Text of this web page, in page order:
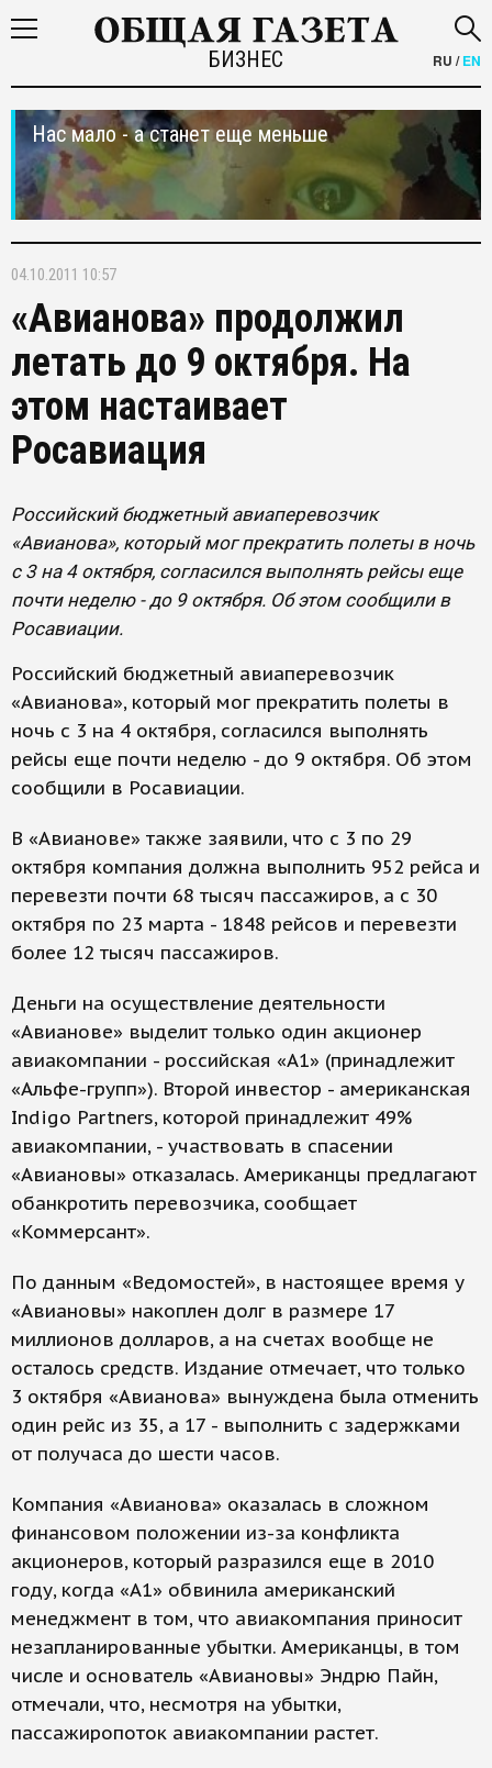
БИЗНЕС RU /EN
Нас мало - а станет еще меньше
04.10.2011 10:57
«Авианова» продолжил
летать до 9 октября. На
этом настаивает
Росавиация
Российский бюджетный авиаперевозчик
«Авианова», который мог прекратить полеты в ночь
с 3 на 4 октября, согласился выполнять рейсы еще
почти неделю - до 9 октября. Об этом сообщили в
Росавиации.
Российский бюджетный авиаперевозчик
«Авианова», который мог прекратить полеты в
ночь с 3 на 4 октября, согласился выполнять
рейсы еще почти неделю - до 9 октября. Об этом
сообщили в Росавиации.
В «Авианове» также заявили, что с 3 по 29
октября компания должна выполнить 952 рейса и
перевезти почти 68 тысяч пассажиров, а с 30
октября по 23 марта - 1848 рейсов и перевезти
более 12 тысяч пассажиров.
Деньги на осуществление деятельности
«Авианове» выделит только один акционер
авиакомпании - российская «А1» (принадлежит
«Альфе-групп»). Второй инвестор - американская
Indigo Partners, которой принадлежит 49%
авиакомпании, - участвовать в спасении
«Авиановы» отказалась. Американцы предлагают
обанкротить перевозчика, сообщает
«Коммерсант».
По данным «Ведомостей», в настоящее время у
«Авиановы» накоплен долг в размере 17
миллионов долларов, а на счетах вообще не
осталось средств. Издание отмечает, что только
3 октября «Авианова» вынуждена была отменить
один рейс из 35, а 17 - выполнить с задержками
от получаса до шести часов.
Компания «Авианова» оказалась в сложном
финансовом положении из-за конфликта
акционеров, который разразился еще в 2010
году, когда «А1» обвинила американский
менеджмент в том, что авиакомпания приносит
незапланированные убытки. Американцы, в том
числе и основатель «Авиановы» Эндрю Пайн,
отмечали, что, несмотря на убытки,
пассажиропоток авиакомпании растет.